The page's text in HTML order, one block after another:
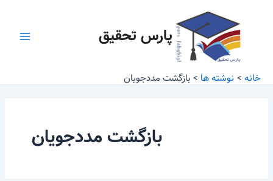
پارس تحقیق
خانه نوشته ها بازگشت مددجویان
بازگشت مددجویان